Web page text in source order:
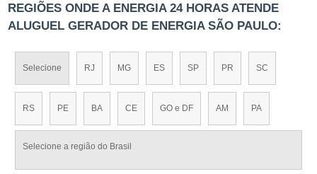
REGIÕES ONDE A ENERGIA 24 HORAS ATENDE
ALUGUEL GERADOR DE ENERGIA SÃO PAULO:
Selecione RJ MG ES SP PR SC
RS PE BA CE GO e DF AM PA
Selecione a região do Brasil